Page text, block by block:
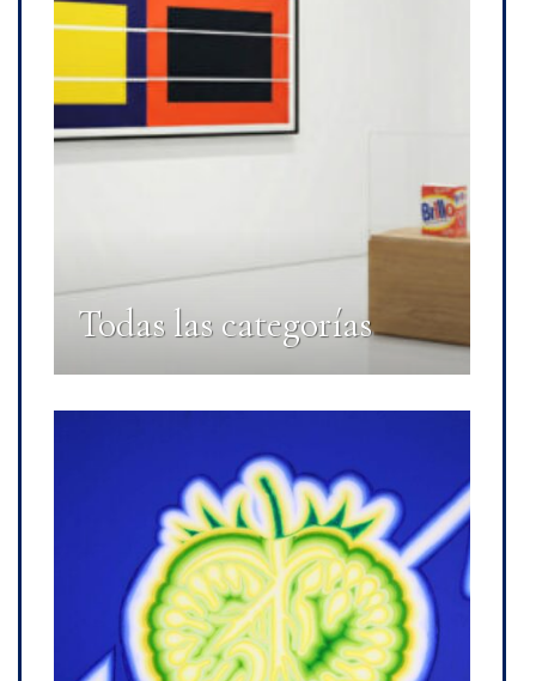
Todas las categorías